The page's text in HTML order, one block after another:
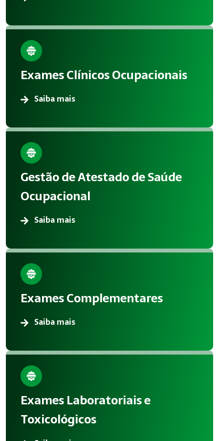
Exames Clínicos Ocupacionais
Saiba mais
Gestão de Atestado de Saúde
Ocupacional
Saiba mais
Exames Complementares
Saiba mais
Exames Laboratoriais e
Toxicológicos